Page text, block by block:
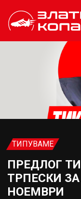
ТИПУВАМЕ
ПРЕДЛОГ
ТРПЕСКИ
НОЕМВРИ